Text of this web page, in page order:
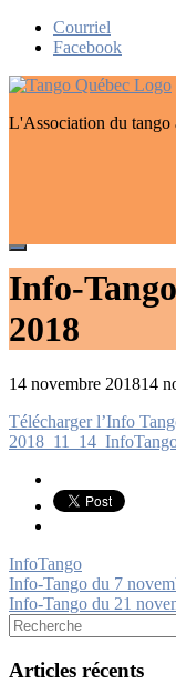
Skip
Courriel
Facebook
L'Association du tango
Info-
2018
14 novembre 201814
Navigation
de
Télécharger l’Info
InfoTango
Navigation
de
l’article
Info-Tango du 7
Info-Tango du 21
Rechercher:
Articles récents